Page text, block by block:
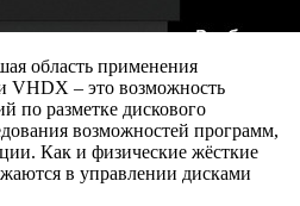
область применения
VHDX – это возможность
по разметке дискового
возможностей программ,
Как и физические жёсткие
в управлении дисками